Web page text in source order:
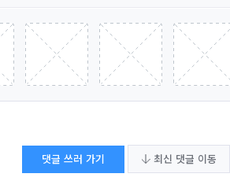
댓글 쓰러 가기 최신 댓글 이동